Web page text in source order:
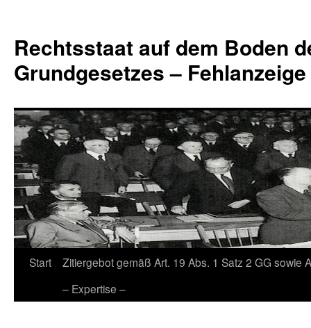
springen
Rechtsstaat auf dem Boden
Grundgesetzes –
Start
Zitiergebot gemäß Art. 19 Abs. 1 Satz 2 GG sowie
– Expertise –